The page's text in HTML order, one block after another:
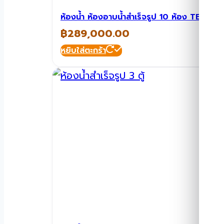
ห้องน้ำ ห้องอาบน้ำสำเร็จรูป 10 ห้อง TEH-
฿289,000.00
หยิบใส่ตะกร้า